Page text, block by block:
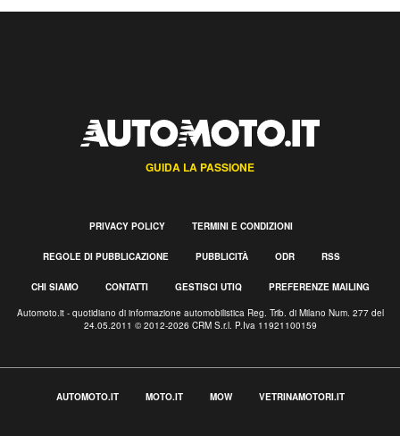
GUIDA LA PASSIONE
PRIVACY POLICY TERMINI E CONDIZIONI
REGOLE DI PUBBLICAZIONE PUBBLICITÀ ODR RSS
CHI SIAMO CONTATTI GESTISCI UTIQ PREFERENZE MAILING
Automoto.it - quotidiano di informazione automobilistica Reg. Trib. di Milano Num. 277 del
24.05.2011 © 2012-2026 CRM S.r.l. P.Iva 11921100159
AUTOMOTO.IT MOTO.IT MOW VETRINAMOTORI.IT